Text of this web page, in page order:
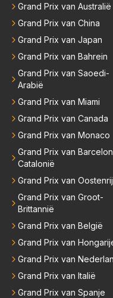
anwezig waren. De
e lege plaatsen op
binnen RB gewerkt
o'n jonge leeftijd, kan
bben. Toen hij zijn eerste titel in Abu Dhabi won in 2
021 zei hij al direct
raag wilde. Max was
dergelijks heb ik
horen zeggen. Eigenlijk nog geen enkele andere cou
reur...
Grand Prix van Australië
Grand Prix van China
Grand Prix van Japan
Grand Prix van Bahrein
Grand Prix van Saoedi-
Arabië
Grand Prix van Miami
Grand Prix van Canada
Grand Prix van Monaco
Grand Prix van
Catalonië
Grand Prix van
Grand Prix van Groot-
Brittannië
Grand Prix van België
Grand Prix van
Grand Prix van
Grand Prix van Italië
Grand Prix van Spanje